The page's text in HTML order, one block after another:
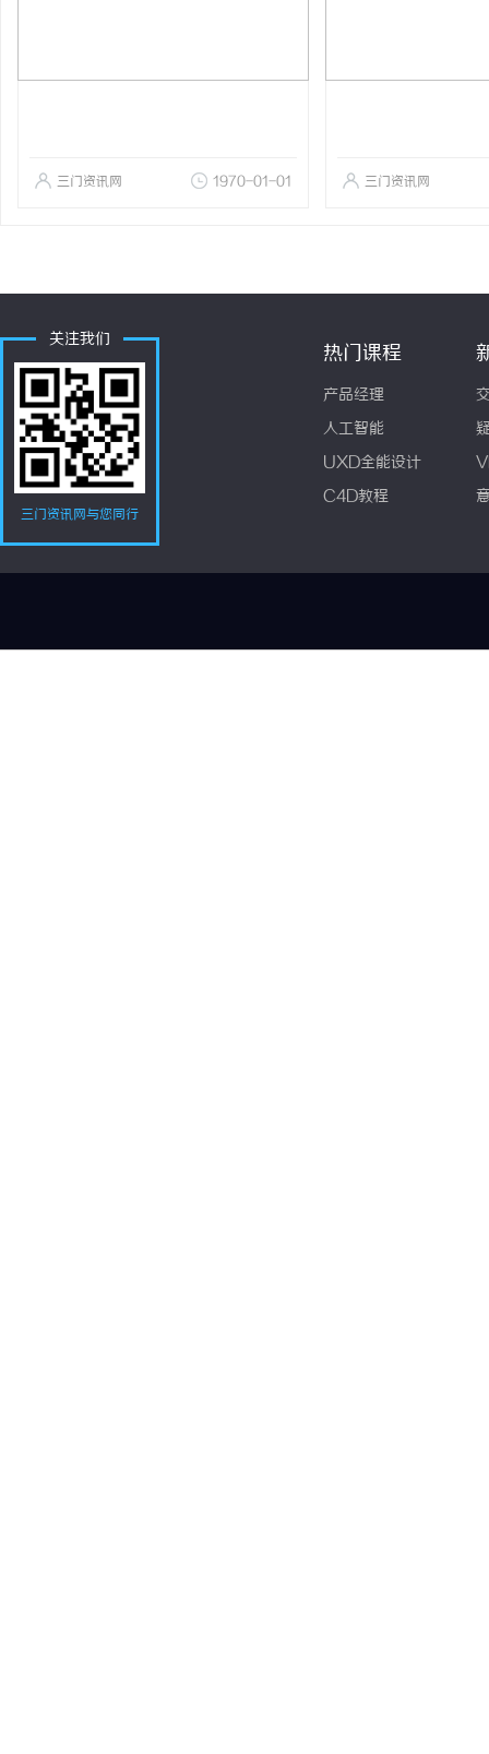
三门资讯网 1970-01-01 三门资讯网
关注我们
三门资讯网与您同行
热门课程
产品经理
人工智能
UXD全能设计
C4D教程